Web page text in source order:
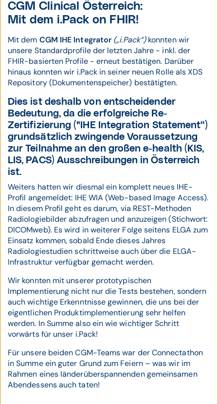
CGM Clinical Österreich:
Mit dem i.Pack on FHIR!
Mit dem CGM IHE Integrator („i.Pack“)konnten wir
unsere Standardprofile der letzten Jahre - inkl. der
FHIR-basierten Profile - erneut bestätigen. Darüber
hinaus konnten wir i.Pack in seiner neuen Rolle als XDS
Repository (Dokumentenspeicher) bestätigten.
Dies ist deshalb von entscheidender
Bedeutung, da die erfolgreiche Re-
Zertifizierung ("IHE Integration Statement“)
grundsätzlich zwingende Voraussetzung
zur Teilnahme an den großen e-health (KIS,
LIS, PACS) Ausschreibungen in Österreich
ist.
Weiters hatten wir diesmal ein komplett neues IHE-
Profil angemeldet: IHE WIA (Web-based Image Access).
In diesem Profil geht es darum, via REST-Methoden
Radiologiebilder abzufragen und anzuzeigen (Stichwort:
DICOMweb). Es wird in weiterer Folge seitens ELGA zum
Einsatz kommen, sobald Ende dieses Jahres
Radiologiestudien schrittweise auch über die ELGA-
Infrastruktur verfügbar gemacht werden.
Wir konnten mit unserer prototypischen
Implementierung nicht nur die Tests bestehen, sondern
auch wichtige Erkenntnisse gewinnen, die uns bei der
eigentlichen Produktimplementierung sehr helfen
werden. In Summe also ein wie wichtiger Schritt
vorwärts für unser i.Pack!
Für unsere beiden CGM-Teams war der Connectathon
in Summe ein guter Grund zum Feiern – was wir im
Rahmen eines länderüberspannenden gemeinsamen
Abendessens auch taten!